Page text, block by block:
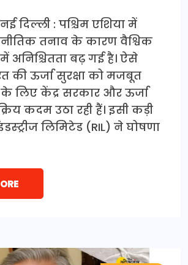
दिल्ली : पश्चिम एशिया में
तनाव के कारण वैश्विक
में अनिश्चितता बढ़ गई है। ऐसे
की ऊर्जा सुरक्षा को मजबूत
लिए केंद्र सरकार और ऊर्जा
कदम उठा रही हैं। इसी कड़ी
लिमिटेड (RIL) ने घोषणा